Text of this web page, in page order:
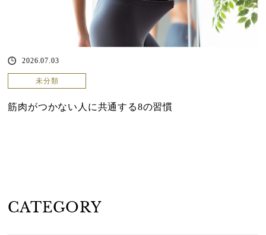
2026.07.03
未分類
筋肉がつかない人に共通する8の習慣
CATEGORY